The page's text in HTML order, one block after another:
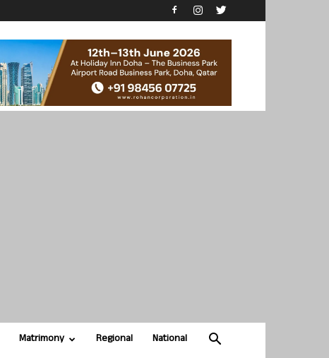
Matrimony Regional National